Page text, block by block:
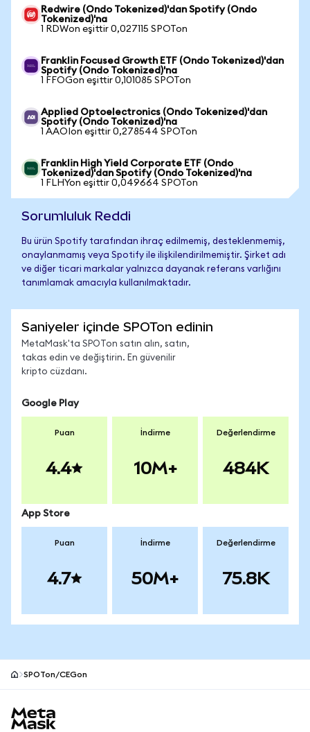
Redwire (Ondo Tokenized)'dan Spotify (Ondo
Tokenized)'na
1 RDWon eşittir 0,027115 SPOTon
Franklin Focused Growth ETF (Ondo Tokenized)'dan
Spotify (Ondo Tokenized)'na
1 FFOGon eşittir 0,101085 SPOTon
Applied Optoelectronics (Ondo Tokenized)'dan
Spotify (Ondo Tokenized)'na
1 AAOIon eşittir 0,278544 SPOTon
Franklin High Yield Corporate ETF (Ondo
Tokenized)'dan Spotify (Ondo Tokenized)'na
1 FLHYon eşittir 0,049664 SPOTon
Sorumluluk Reddi
Bu ürün Spotify tarafından ihraç edilmemiş, desteklenmemiş,
onaylanmamış veya Spotify ile ilişkilendirilmemiştir. Şirket adı
ve diğer ticari markalar yalnızca dayanak referans varlığını
tanımlamak amacıyla kullanılmaktadır.
Saniyeler içinde SPOTon edinin
MetaMask'ta SPOTon satın alın, satın,
takas edin ve değiştirin. En güvenilir
kripto cüzdanı.
Google Play
Puan
4.4
İndirme
10M+
Değerlendirme
484K
App Store
Puan
4.7
İndirme
50M+
Değerlendirme
75.8K
SPOTon/CEGon